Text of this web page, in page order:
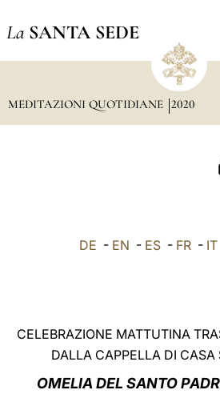
La SANTA SEDE
MEDITAZIONI QUOTIDIANE 2020
DE - EN - ES - FR - IT
CELEBRAZIONE MATTUTINA
DALLA CAPPELLA DI CASA
OMELIA DEL SANTO